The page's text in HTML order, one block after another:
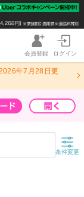
会員登録 ログイン
年7月28日更
条件変更